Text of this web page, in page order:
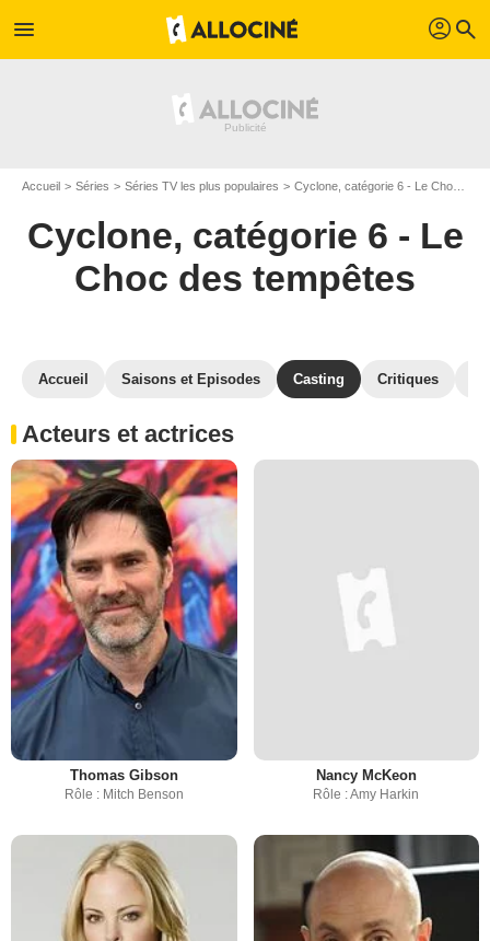
menu profil search
Accueil Séries Séries TV les plus populaires Cyclone, catégorie 6 - Le Choc des tempêtes
Cyclone, catégorie 6 - Le
Choc des tempêtes
Accueil Saisons et Episodes Casting Critiques
Acteurs et actrices
Thomas Gibson
Rôle : Mitch Benson
Nancy McKeon
Rôle : Amy Harkin